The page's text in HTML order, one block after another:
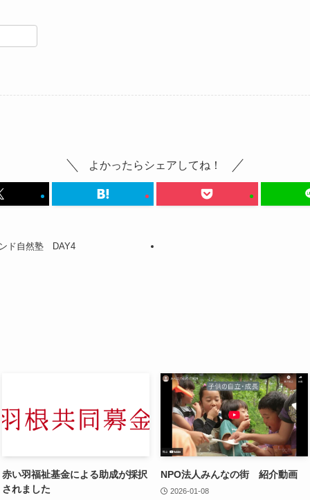
よかったらシェアしてね！
ンド自然塾 DAY4
赤い羽福祉基金による助成が採択
されました
NPO法人みんなの街 紹介動画
2026-01-08